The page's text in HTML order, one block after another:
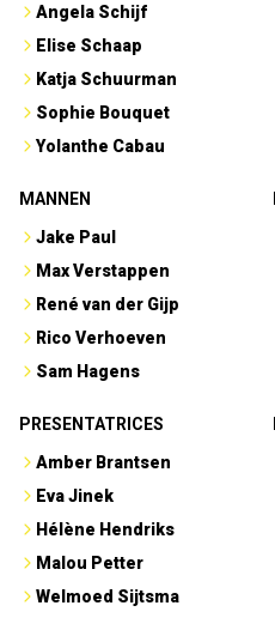
Angela Schijf
Elise Schaap
Katja Schuurman
Sophie Bouquet
Yolanthe Cabau
MANNEN
Jake Paul
Max Verstappen
René van der Gijp
Rico Verhoeven
Sam Hagens
PRESENTATRICES
Amber Brantsen
Eva Jinek
Hélène Hendriks
Malou Petter
Welmoed Sijtsma